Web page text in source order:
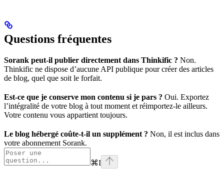
Questions fréquentes
Sorank peut-il publier directement dans Thinkific ? Non.
Thinkific ne dispose d’aucune API publique pour créer des articles
de blog, quel que soit le forfait.
Est-ce que je conserve mon contenu si je pars ? Oui. Exportez
l’intégralité de votre blog à tout moment et réimportez-le ailleurs.
Votre contenu vous appartient toujours.
Le blog hébergé coûte-t-il un supplément ? Non, il est inclus dans
votre abonnement Sorank.
⌘I